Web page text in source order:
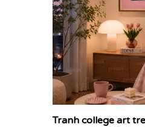
Tranh college art